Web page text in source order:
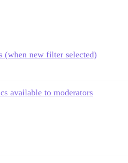
(when new filter selected)
available to moderators